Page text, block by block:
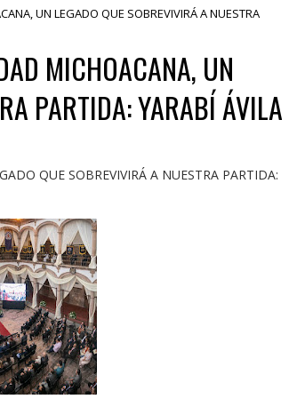
UN LEGADO QUE SOBREVIVIRÁ A NUESTRA
MICHOACANA, UN
PARTIDA: YARABÍ ÁVILA
QUE SOBREVIVIRÁ A NUESTRA PARTIDA: